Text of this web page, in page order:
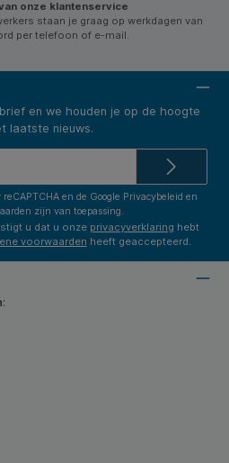
vloerdoekjes niet op
of geboend parket, en niet op
of tapijten.
onze klantenservice
staan je graag op werkdagen van
per telefoon of e-mail.
en we houden je op de hoogte
laatste nieuws.
en de Google Privacybeleid en
zijn van toepassing.
u dat u onze privacyverklaring hebt
voorwaarden heeft geaccepteerd.